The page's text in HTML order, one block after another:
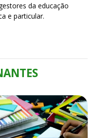
da educação
e particular.